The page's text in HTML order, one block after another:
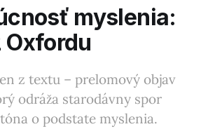
myslenia:
Oxfordu
z textu – prelomový objav
odráža starodávny spor
o podstate myslenia.